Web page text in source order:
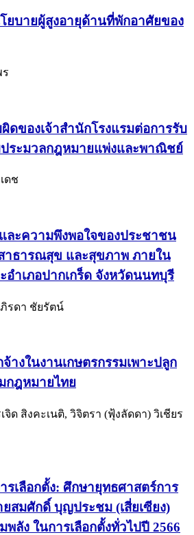
ยบายผู้สูงอายุด้านที่พักอาศัยของ
ดของเจ้าสำนักโรงแรมต่อการรับ
ระมวลกฎหมายแพ่งและพาณิชย์
ดช
ละความพึงพอใจของประชาชน
าธารณสุข และสุขภาพ ภายใน
อำเภอปากเกร็ด จังหวัดนนทบุรี
รดา ชัยรัตน์
างในงานเกษตรกรรมเพาะปลูก
กฎหมายไทย
จิด สิงคะเนติ, วิจิตรา (ฟุ้งลัดดา) วิเชียร
ารเลือกตั้ง: ศึกษายุทธศาสตร์การ
ยสมศักดิ์ บุญประชม (เสี่ยเซียง)
พลัง ในการเลือกตั้งทั่วไปปี 2566